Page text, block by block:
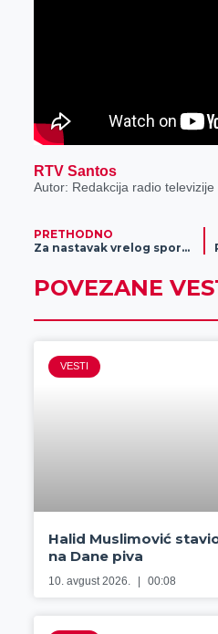
RTV Santos
Autor: Redakcija radio televizije
PRETHODNO
Za nastavak vrelog sportskog leta: Igraj preko Meridian aplikacije i budi uvek na dobitku!
POVEZANE
VESTI
Halid Muslimović
na Dane piva
10. avgust 2026. 00:08